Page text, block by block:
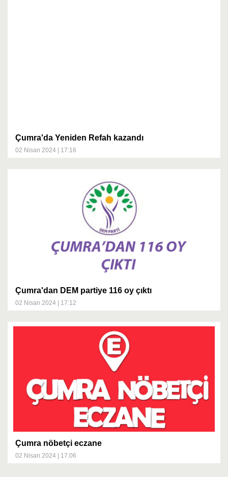
Çumra'da Yeniden Refah kazandı
02 Nisan 2024 | 17:16
Çumra'dan DEM partiye 116 oy çıktı
02 Nisan 2024 | 17:12
Çumra nöbetçi eczane
02 Nisan 2024 | 17:06